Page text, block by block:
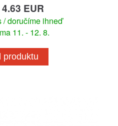
EUR
/ doručíme ihneď
11. - 12. 8.
produktu